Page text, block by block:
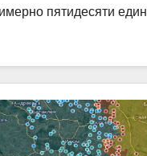
пятидесяти